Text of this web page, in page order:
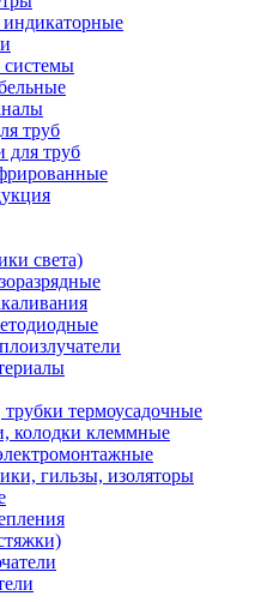
системы
труб
для труб
света)
трубки термоусадочные
колодки клеммные
гильзы, изоляторы